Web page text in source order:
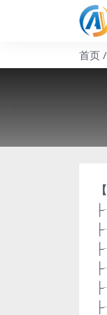
首页